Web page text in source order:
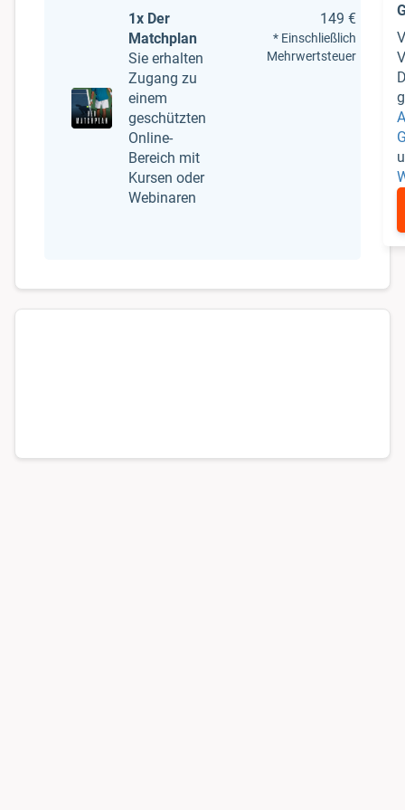
1x Der
Matchplan
Sie erhalten
Zugang zu
einem
geschützten
Online-
Bereich mit
Kursen oder
Webinaren
149 €
* Einschließlich
Mehrwertsteuer